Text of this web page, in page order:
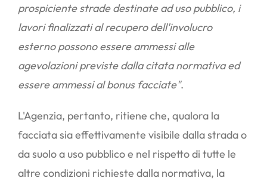
prospiciente strade destinate ad uso pubblico, i
lavori finalizzati al recupero dell'involucro
esterno possono essere ammessi alle
agevolazioni previste dalla citata normativa ed
essere ammessi al bonus facciate".
L'Agenzia, pertanto, ritiene che, qualora la
facciata sia effettivamente visibile dalla strada o
da suolo a uso pubblico e nel rispetto di tutte le
altre condizioni richieste dalla normativa, la